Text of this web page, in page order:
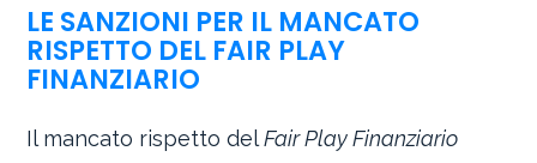
LE SANZIONI PER IL MANCATO
RISPETTO DEL FAIR PLAY
FINANZIARIO
Il mancato rispetto delFair Play Finanziario